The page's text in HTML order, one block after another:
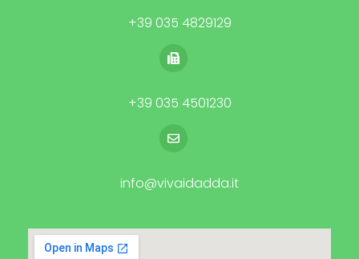
+39 035 4829129
+39 035 4501230
info@vivaidadda.it